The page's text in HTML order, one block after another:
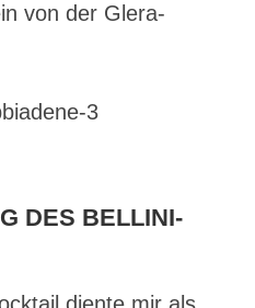
von der Glera-
DES BELLINI-